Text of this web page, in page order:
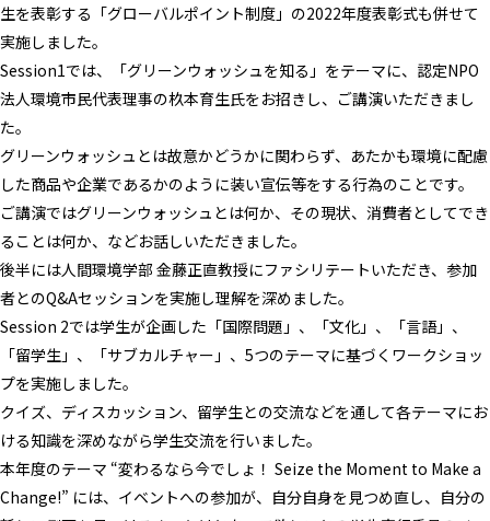
生を表彰する「グローバルポイント制度」の2022年度表彰式も併せて
実施しました。
Session1では、「グリーンウォッシュを知る」をテーマに、認定NPO
法人環境市民代表理事の杦本育生氏をお招きし、ご講演いただきまし
た。
グリーンウォッシュとは故意かどうかに関わらず、あたかも環境に配慮
した商品や企業であるかのように装い宣伝等をする行為のことです。
ご講演ではグリーンウォッシュとは何か、その現状、消費者としてでき
ることは何か、などお話しいただきました。
後半には人間環境学部 金藤正直教授にファシリテートいただき、参加
者とのQ&Aセッションを実施し理解を深めました。
Session 2では学生が企画した「国際問題」、「文化」、「言語」、
「留学生」、「サブカルチャー」、5つのテーマに基づくワークショッ
プを実施しました。
クイズ、ディスカッション、留学生との交流などを通して各テーマにお
ける知識を深めながら学生交流を行いました。
本年度のテーマ “変わるなら今でしょ！ Seize the Moment to Make a
Change!” には、イベントへの参加が、自分自身を見つめ直し、自分の